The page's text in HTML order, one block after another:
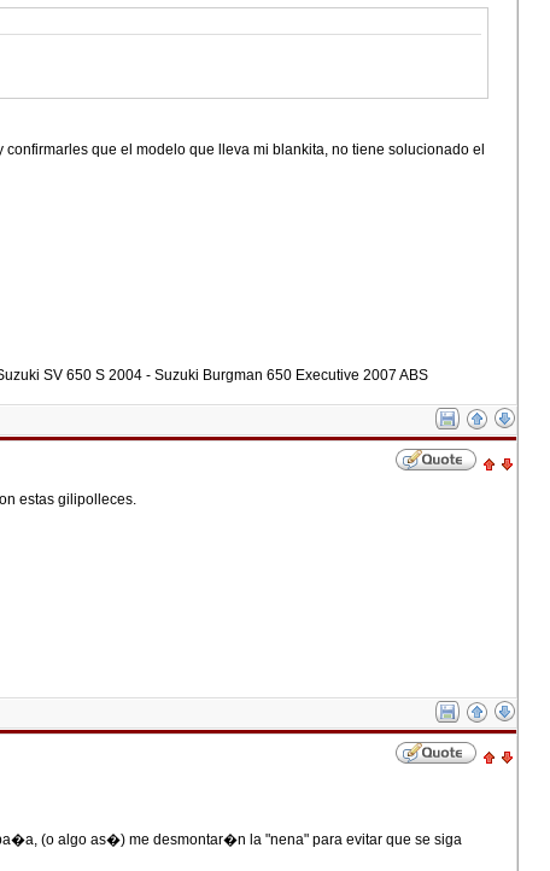
confirmarles que el modelo que lleva mi blankita, no tiene solucionado el
SV 650 S 2004 - Suzuki Burgman 650 Executive 2007 ABS
estas gilipolleces.
(o algo as�) me desmontar�n la "nena" para evitar que se siga